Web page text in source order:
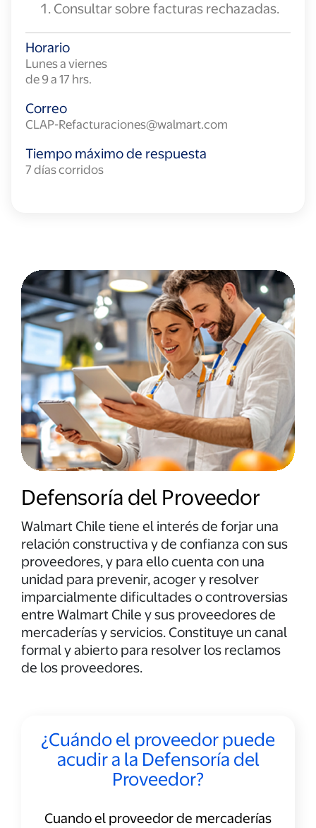
Consultar sobre facturas rechazadas.
Horario
Lunes a viernes
de 9 a 17 hrs.
Correo
CLAP-Refacturaciones@walmart.com
Tiempo máximo de respuesta
7 días corridos
Defensoría del Proveedor
Walmart Chile tiene el interés de forjar una
relación constructiva y de confianza con sus
proveedores, y para ello cuenta con una
unidad para prevenir, acoger y resolver
imparcialmente dificultades o controversias
entre Walmart Chile y sus proveedores de
mercaderías y servicios. Constituye un canal
formal y abierto para resolver los reclamos
de los proveedores.
¿Cuándo el proveedor puede
acudir a la Defensoría del
Proveedor?
Cuando el proveedor de mercaderías